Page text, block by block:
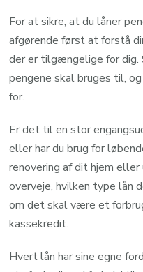
For at sikre, at du låner
afgørende først at forstå
der er tilgængelige for
pengene skal bruges til,
for.
Er det til en stor
eller har du brug for
renovering af dit hjem
overveje, hvilken type lån
om det skal være et
kassekredit.
Hvert lån har sine egne